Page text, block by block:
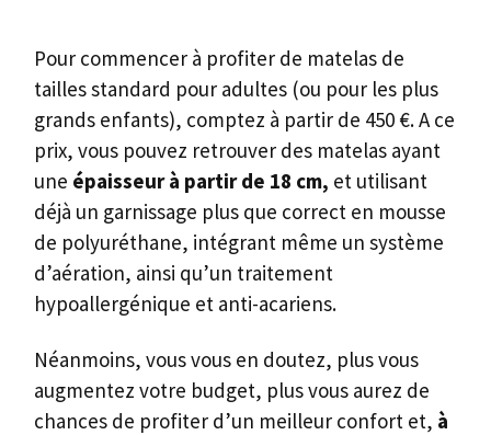
Pour commencer à profiter de matelas de
tailles standard pour adultes (ou pour les plus
grands enfants), comptez à partir de 450 €. A ce
prix, vous pouvez retrouver des matelas ayant
une épaisseur à partir de 18 cm, et utilisant
déjà un garnissage plus que correct en mousse
de polyuréthane, intégrant même un système
d’aération, ainsi qu’un traitement
hypoallergénique et anti-acariens.
Néanmoins, vous vous en doutez, plus vous
augmentez votre budget, plus vous aurez de
chances de profiter d’un meilleur confort et, à